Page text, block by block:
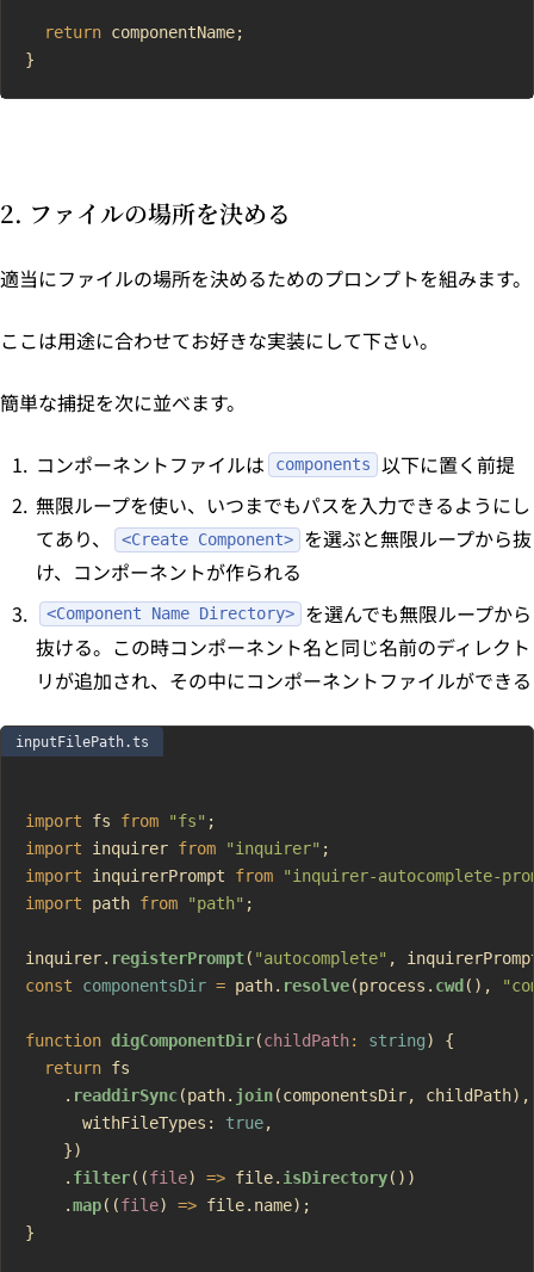
  return
componentName;
}
2. ファイルの場所を決める
適当にファイルの場所を決めるためのプロンプトを組みます。
ここは用途に合わせてお好きな実装にして下さい。
簡単な捕捉を次に並べます。
コンポーネントファイルは components
以下に置く前提
無限ループを使い、いつまでもパスを入力できるようにし
てあり、
<Create Component>
を選ぶと無限ループから抜
け、コンポーネントが作られる
<Component Name Directory>
を選んでも無限ループから
抜ける。この時コンポーネント名と同じ名前のディレクト
リが追加され、その中にコンポーネントファイルができる
inputFilePath.ts
import fs from "fs" ;
import inquirer from "inquirer" ;
import inquirerPrompt from "inquirer-autocomplete-
import path from "path" ;
inquirer. registerPrompt( "autocomplete" ,
const componentsDir = path. resolve(process. cwd (),
function digComponentDir(childPath: string) {
  return
fs
    .
readdirSync(path. join(componentsDir,
      withFileTypes:
true,
    })
    .
filter((file) => file. isDirectory())
    .
map((file) => file.name);
}